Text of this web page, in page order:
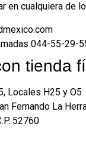
en cualquiera de
044-55-29-
tienda
Locales H25 y O5
Fernando La
52760